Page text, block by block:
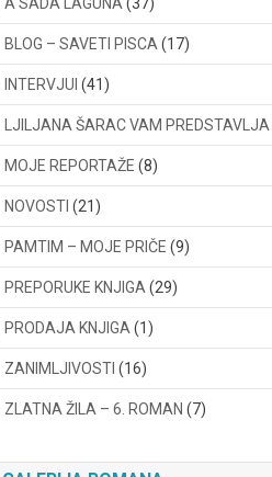
BLOG – SAVETI PISCA (17)
INTERVJUI (41)
LJILJANA ŠARAC VAM PREDSTAVLJA
MOJE REPORTAŽE (8)
NOVOSTI (21)
PAMTIM – MOJE PRIČE (9)
PREPORUKE KNJIGA (29)
PRODAJA KNJIGA (1)
ZANIMLJIVOSTI (16)
ZLATNA ŽILA – 6. ROMAN (7)